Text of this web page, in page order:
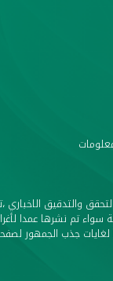
والتدقيق الاخباري
سواء تم نشرها عمدا
لغايات جذب الجمهور